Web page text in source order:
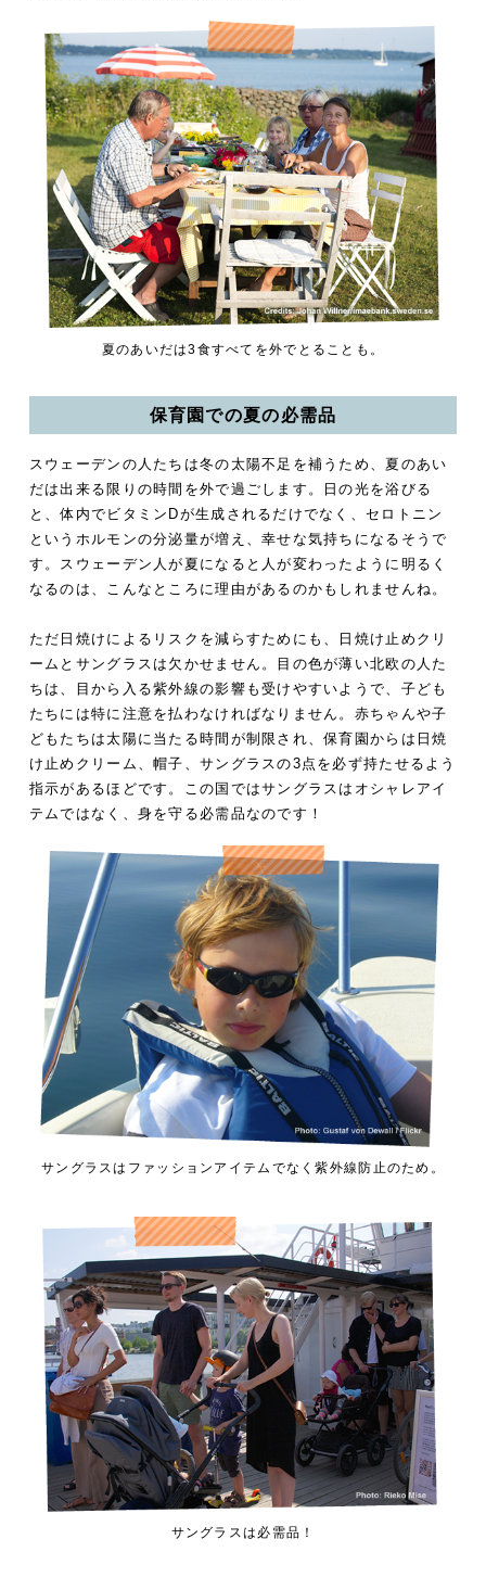
夏のあいだは3食すべてを外でとることも。
保育園での夏の必需品
スウェーデンの人たちは冬の太陽不足を補うため、夏のあい
だは出来る限りの時間を外で過ごします。日の光を浴びる
と、体内でビタミンDが生成されるだけでなく、セロトニン
というホルモンの分泌量が増え、幸せな気持ちになるそうで
す。スウェーデン人が夏になると人が変わったように明るく
なるのは、こんなところに理由があるのかもしれませんね。
ただ日焼けによるリスクを減らすためにも、日焼け止めクリ
ームとサングラスは欠かせません。目の色が薄い北欧の人た
ちは、目から入る紫外線の影響も受けやすいようで、子ども
たちには特に注意を払わなければなりません。赤ちゃんや子
どもたちは太陽に当たる時間が制限され、保育園からは日焼
け止めクリーム、帽子、サングラスの3点を必ず持たせるよう
指示があるほどです。この国ではサングラスはオシャレアイ
テムではなく、身を守る必需品なのです！
サングラスはファッションアイテムでなく紫外線防止のため。
サングラスは必需品！